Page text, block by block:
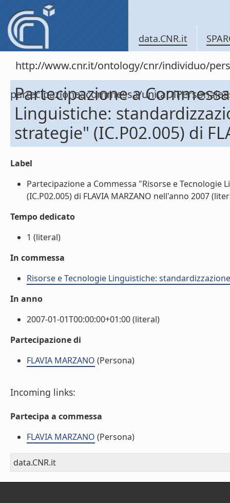
data.CNR.it
http://www.cnr.it/ontology/cnr/individuo/
partecipazioneacommessa/
Partecipazione a
Linguistiche:
strategie" (IC.P02.005) di
Label
Partecipazione a Commessa "Risorse e
(IC.P02.005) di FLAVIA MARZANO nell'anno 2007
Tempo dedicato
1 (literal)
In commessa
Risorse e Tecnologie Linguistiche:
In anno
2007-01-01T00:00:00+01:00 (literal)
Partecipazione di
FLAVIA MARZANO (Persona)
Incoming links:
Partecipa a commessa
FLAVIA MARZANO (Persona)
data.CNR.it